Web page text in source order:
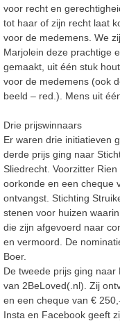
voor recht en
tot haar of zijn recht laat
voor de medemens. We
Marjolein deze prachtige
gemaakt, uit één stuk
voor de medemens (ook
beeld – red.). Mens uit
Drie prijswinnaars
Er waren drie initiatieven
derde prijs ging naar
Sliedrecht. Voorzitter
oorkonde en een cheque
ontvangst. Stichting
stenen voor huizen
die zijn afgevoerd naar
en vermoord. De
Boer.
De tweede prijs ging naar
van 2BeLoved(.nl). Zij
en een cheque van €
Insta en Facebook geeft